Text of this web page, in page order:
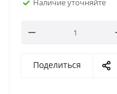
Поделиться